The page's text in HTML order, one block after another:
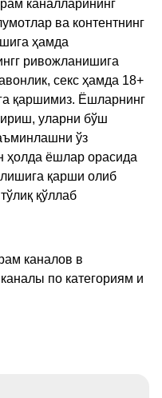
каналларининг
ва контентнинг
ҳамда
ривожланишига
секс ҳамда 18+
қаршимиз. Ёшларнинг
уларни бўш
ўз
ҳолда ёшлар орасида
қарши олиб
қўллаб
каналов в
по категориям и